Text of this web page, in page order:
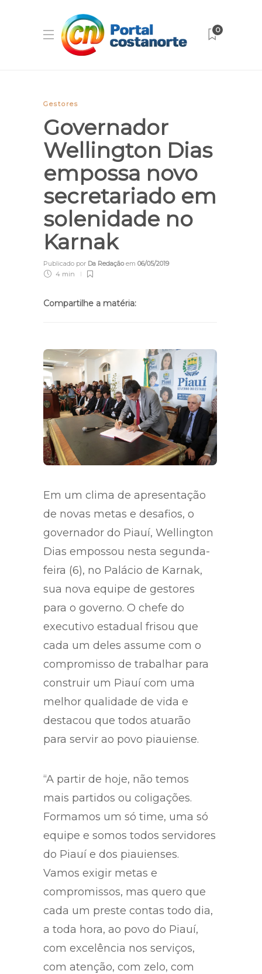
0
Gestores
Governador
Wellington Dias
empossa novo
secretariado em
solenidade no
Karnak
Publicado por Da Redaçãoem 06/05/2019
4 min
Compartilhe a matéria:
Em um clima de apresentação
de novas metas e desafios, o
governador do Piauí, Wellington
Dias empossou nesta segunda-
feira (6), no Palácio de Karnak,
sua nova equipe de gestores
para o governo. O chefe do
executivo estadual frisou que
cada um deles assume com o
compromisso de trabalhar para
construir um Piauí com uma
melhor qualidade de vida e
destacou que todos atuarão
para servir ao povo piauiense.
“A partir de hoje, não temos
mais partidos ou coligações.
Formamos um só time, uma só
equipe e somos todos servidores
do Piauí e dos piauienses.
Vamos exigir metas e
compromissos, mas quero que
cada um preste contas todo dia,
a toda hora, ao povo do Piauí,
com excelência nos serviços,
com atenção, com zelo, com